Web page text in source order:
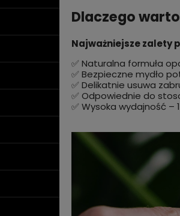
Dlaczego
Najważniejsze zalety
✅ Naturalna formuła
✅ Bezpieczne mydło
✅ Delikatnie usuwa
✅ Odpowiednie do
✅ Wysoka wydajność –